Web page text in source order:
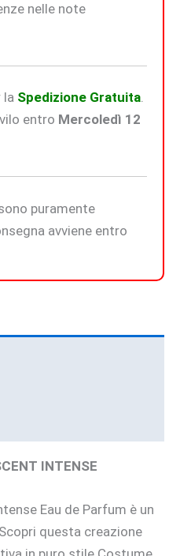
nelle note
la Spedizione Gratuita.
entro Mercoledì 12
puramente
avviene entro
INTENSE
Eau de Parfum è un
questa creazione